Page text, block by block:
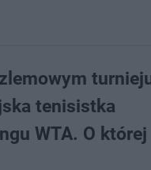
tenisistka
WTA. O której